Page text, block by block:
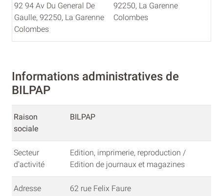
92 94 Av Du General De
Gaulle, 92250, La Garenne
Colombes
92250, La Garenne
Colombes
Informations administratives de
BILPAP
Raison
sociale
BILPAP
Secteur
d'activité
Edition, imprimerie, reproduction /
Edition de journaux et magazines
Adresse 62 rue Felix Faure